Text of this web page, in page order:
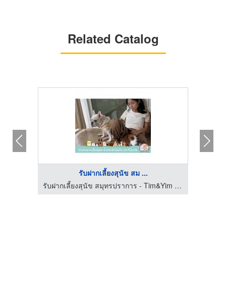
Related Catalog
รับฝากเลี้ยงสุนัข สม ...
รับฝากเลี้ยงสุนัข สมุทรปราการ - Tim&Yim Family